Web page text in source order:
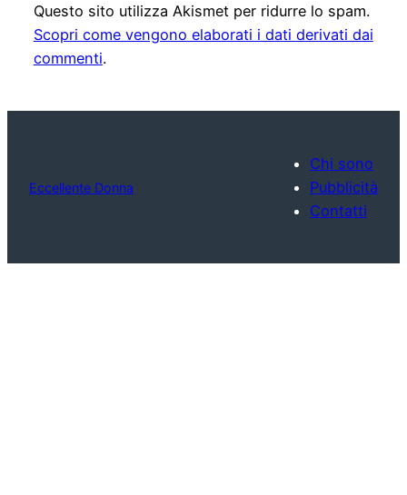
Questo sito utilizza Akismet per ridurre lo spam.
Scopri come vengono elaborati i dati derivati dai
commenti.
Eccellente Donna
Chi sono
Pubblicità
Contatti